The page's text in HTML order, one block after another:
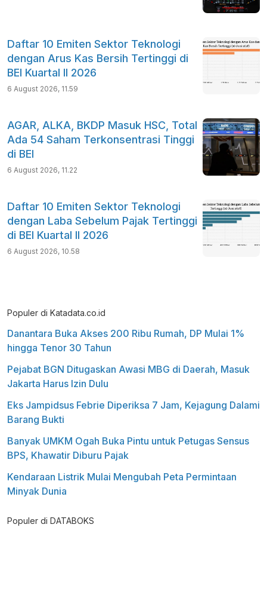
Daftar 10 Emiten Sektor Teknologi
dengan Arus Kas Bersih Tertinggi di
BEI Kuartal II 2026
6 August 2026, 11.59
AGAR, ALKA, BKDP Masuk HSC, Total
Ada 54 Saham Terkonsentrasi Tinggi
di BEI
6 August 2026, 11.22
Daftar 10 Emiten Sektor Teknologi
dengan Laba Sebelum Pajak Tertinggi
di BEI Kuartal II 2026
6 August 2026, 10.58
Populer di Katadata.co.id
Danantara Buka Akses 200 Ribu Rumah, DP Mulai 1%
hingga Tenor 30 Tahun
Pejabat BGN Ditugaskan Awasi MBG di Daerah, Masuk
Jakarta Harus Izin Dulu
Eks Jampidsus Febrie Diperiksa 7 Jam, Kejagung Dalami
Barang Bukti
Banyak UMKM Ogah Buka Pintu untuk Petugas Sensus
BPS, Khawatir Diburu Pajak
Kendaraan Listrik Mulai Mengubah Peta Permintaan
Minyak Dunia
Populer di DATABOKS